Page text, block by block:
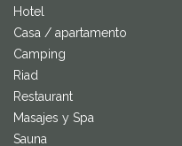
Hotel
Casa / apartamento
Camping
Riad
Restaurant
Masajes y Spa
Sauna